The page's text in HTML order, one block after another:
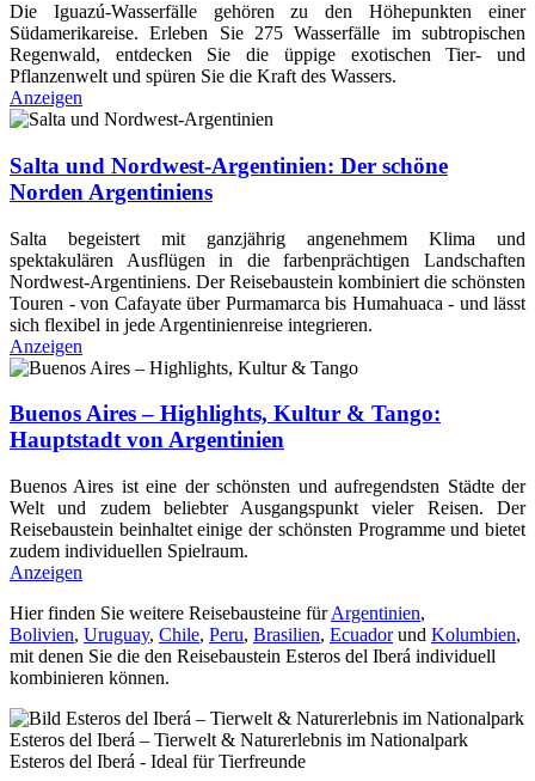
Die Iguazú-Wasserfälle gehören zu den Höhepunkten einer
Südamerikareise. Erleben Sie 275 Wasserfälle im subtropischen
Regenwald, entdecken Sie die üppige exotischen Tier- und
Pflanzenwelt und spüren Sie die Kraft des Wassers.
Anzeigen
Salta und Nordwest-Argentinien: Der schöne
Norden Argentiniens
Salta begeistert mit ganzjährig angenehmem Klima und
spektakulären Ausflügen in die farbenprächtigen Landschaften
Nordwest-Argentiniens. Der Reisebaustein kombiniert die schönsten
Touren - von Cafayate über Purmamarca bis Humahuaca - und lässt
sich flexibel in jede Argentinienreise integrieren.
Anzeigen
Buenos Aires – Highlights, Kultur & Tango:
Hauptstadt von Argentinien
Buenos Aires ist eine der schönsten und aufregendsten Städte der
Welt und zudem beliebter Ausgangspunkt vieler Reisen. Der
Reisebaustein beinhaltet einige der schönsten Programme und bietet
zudem individuellen Spielraum.
Anzeigen
Hier finden Sie weitere Reisebausteine fürArgentinien,
Bolivien, Uruguay, Chile, Peru, Brasilien, Ecuadorund Kolumbien,
mit denen Sie die den Reisebaustein Esteros del Iberá individuell
kombinieren können.
Esteros del Iberá – Tierwelt & Naturerlebnis im Nationalpark
Esteros del Iberá - Ideal für Tierfreunde